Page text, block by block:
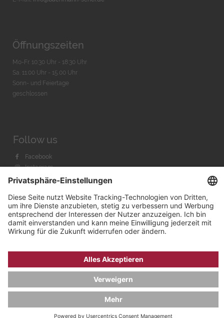
Öffnungszeiten
Mo-Fr. 10:30 Uhr - 18:30 Uhr
Sa. 11:00 Uhr - 15.00 Uhr
Sonn- und Feiertage
geschlossen
Follow us
Facebook
Instagram
Youtube
© 2026 byBachmann & Scher GmbH / Watchandco GmbH
IMPRESSUM
COOKIE-EINSTELLUNGEN